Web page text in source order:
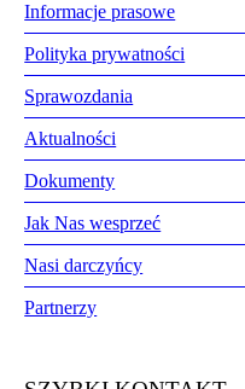
Informacje prasowe
Polityka prywatności
Sprawozdania
Aktualności
Dokumenty
Jak Nas wesprzeć
Nasi darczyńcy
Partnerzy